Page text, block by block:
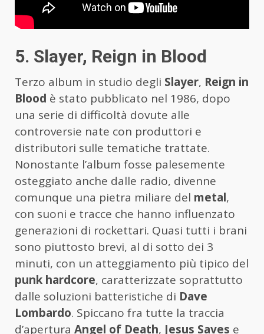
5. Slayer, Reign in Blood
Terzo album in studio degli Slayer, Reign in
Blood è stato pubblicato nel 1986, dopo
una serie di difficoltà dovute alle
controversie nate con produttori e
distributori sulle tematiche trattate.
Nonostante l’album fosse palesemente
osteggiato anche dalle radio, divenne
comunque una pietra miliare del metal,
con suoni e tracce che hanno influenzato
generazioni di rockettari. Quasi tutti i brani
sono piuttosto brevi, al di sotto dei 3
minuti, con un atteggiamento più tipico del
punk hardcore, caratterizzate soprattutto
dalle soluzioni batteristiche di Dave
Lombardo. Spiccano fra tutte la traccia
d’apertura Angel of Death, Jesus Saves e